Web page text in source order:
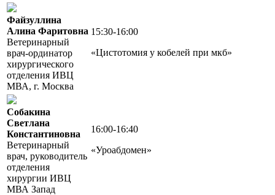
Файзуллина
Алина Фаритовна
Ветеринарный
врач-ординатор
хирургического
отделения ИВЦ
МВА, г. Москва
15:30-16:00
«Цистотомия у кобелей при мкб»
Собакина
Светлана
Константиновна
Ветеринарный
врач, руководитель
отделения
хирургии ИВЦ
МВА Запад
16:00-16:40
«Уроабдомен»